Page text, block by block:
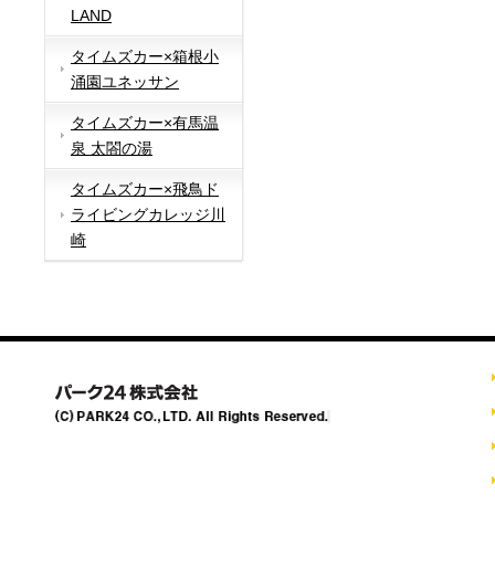
LAND
タイムズカー×箱根小
涌園ユネッサン
タイムズカー×有馬温
泉 太閤の湯
タイムズカー×飛鳥ド
ライビングカレッジ川
崎